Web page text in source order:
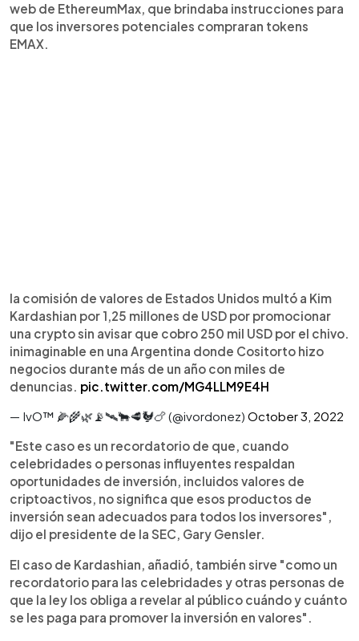
web de EthereumMax, que brindaba instrucciones para
que los inversores potenciales compraran tokens
EMAX.
la comisión de valores de Estados Unidos multó a Kim
Kardashian por 1,25 millones de USD por promocionar
una crypto sin avisar que cobro 250 mil USD por el chivo.
inimaginable en una Argentina donde Cositorto hizo
negocios durante más de un año con miles de
denuncias. pic.twitter.com/MG4LLM9E4H
— IvO™ 🌽🌾🌿📡🛰🐂🥩🐓🍗 (@ivordonez) October 3, 2022
"Este caso es un recordatorio de que, cuando
celebridades o personas influyentes respaldan
oportunidades de inversión, incluidos valores de
criptoactivos, no significa que esos productos de
inversión sean adecuados para todos los inversores",
dijo el presidente de la SEC, Gary Gensler.
El caso de Kardashian, añadió, también sirve "como un
recordatorio para las celebridades y otras personas de
que la ley los obliga a revelar al público cuándo y cuánto
se les paga para promover la inversión en valores".